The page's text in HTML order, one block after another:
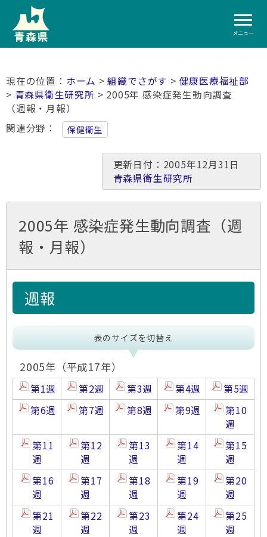
メニュー
ホーム >組織でさがす > 健康医療福祉部
> 青森県衛生研究所 > 2005年 感染症発生動向調査
（週報・月報）
関連分野
保健衛生
更新日付：2005年12月31日
青森県衛生研究所
2005年 感染症発生動向調査（週
報・月報）
週報
表のサイズを切替え
2005年（平成17年）
第1週 第2週 第3週 第4週
第5週
第6週
第7週 第8週 第9週
第10
週
第11
週
第12
週
第13
週
第14
週
第15
週
第16
週
第17
週
第18
週
第19
週
第20
週
第21
週
第22
週
第23
週
第24
週
第25
週